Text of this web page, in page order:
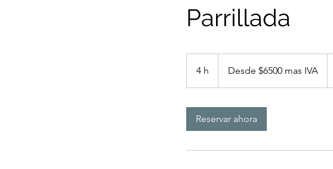
Parrillada
4 h Desde $6500 mas IVA
Reservar ahora